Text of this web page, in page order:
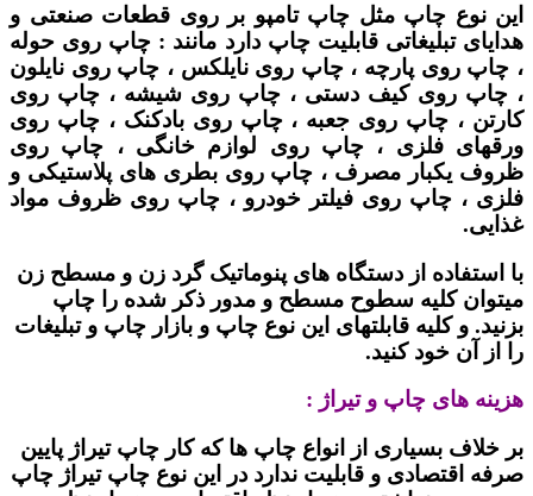
این نوع چاپ مثل چاپ تامپو بر روی قطعات صنعتی و
هدایای تبلیغاتی قابلیت چاپ دارد مانند : چاپ روی حوله
، چاپ روی پارچه ، چاپ روی نایلکس ، چاپ روی نایلون
، چاپ روی کیف دستی ، چاپ روی شیشه ، چاپ روی
کارتن ، چاپ روی جعبه ، چاپ روی بادکنک ، چاپ روی
ورقهای فلزی ، چاپ روی لوازم خانگی ، چاپ روی
ظروف یکبار مصرف ، چاپ روی بطری های پلاستیکی و
فلزی ، چاپ روی فیلتر خودرو ، چاپ روی ظروف مواد
غذایی.
با استفاده از دستگاه های پنوماتیک گرد زن و مسطح زن
میتوان کلیه سطوح مسطح و مدور ذکر شده را چاپ
بزنید. و کلیه قابلتهای این نوع چاپ و بازار چاپ و تبلیغات
را از آن خود کنید.
هزینه های چاپ و تیراژ :
بر خلاف بسیاری از انواع چاپ ها که کار چاپ تیراژ پایین
صرفه اقتصادی و قابلیت ندارد در این نوع چاپ تیراژ چاپ